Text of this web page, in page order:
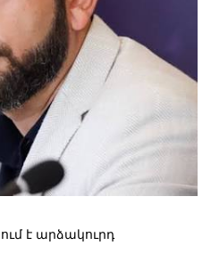
է արձակուրդ